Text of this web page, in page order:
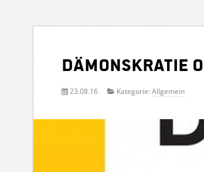
Dämonskratie
23.08.16 Kategorie: Allgemein